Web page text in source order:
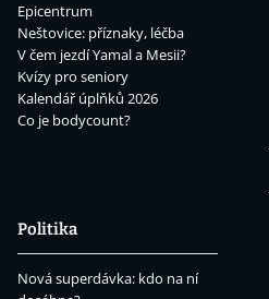
Epicentrum
Neštovice: příznaky, léčba
V čem jezdí Yamal a Mesii?
Kvízy pro seniory
Kalendář úplňků 2026
Co je bodycount?
Politika
Nová superdávka: kdo na ní